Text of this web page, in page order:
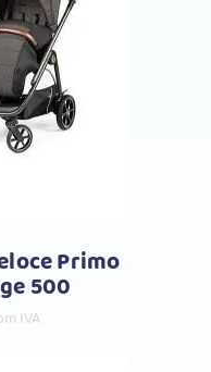
Primo
500
IVA